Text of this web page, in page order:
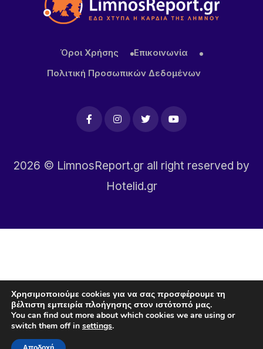
Πανηγύρι στα Σβέρδια: Η Δάφνη κρατά ζωντανή
την παράδοση
Όροι Χρήσης
Επικοινωνία
Πολιτική Προσωπικών Δεδομένων
2026 © LimnosReport.gr all right reserved by
Hotelid.gr
Χρησιμοποιούμε cookies για να σας προσφέρουμε τη
βέλτιστη εμπειρία πλοήγησης στον ιστότοπό μας.
You can find out more about which cookies we are using or
switch them off in settings.